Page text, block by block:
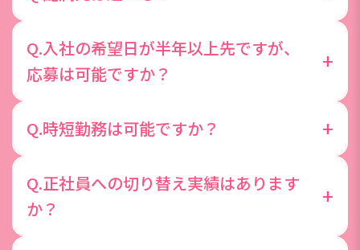
キルや経験より「やってみたい！」という気持ちを
大切にしています◎
て配属担当が選定します。全ての希望を叶えること
は難しいかもしれませんが、希望する理由などじっ
Q.入社の希望日が半年以上先ですが、
応募は可能ですか？
+
ることが望ましいです。
Q.時短勤務は可能ですか？ +
だし、入社後に育児や介護で時短勤務の必要が出て
きた際は、取得できる制度がございます。
Q.正社員への切り替え実績はあります
か？
+